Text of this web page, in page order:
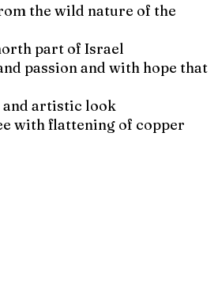
the wild nature of the
part of Israel.
passion and with hope that
artistic look.
with flattening of copper